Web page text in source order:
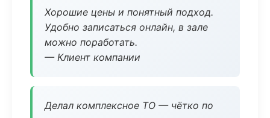
Хорошие цены и понятный подход.
Удобно записаться онлайн, в зале
можно поработать.
— Клиент компании
Делал комплексное ТО — чётко по